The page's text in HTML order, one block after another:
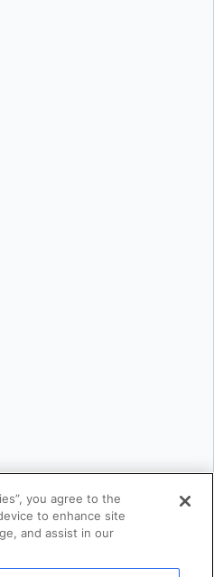
you agree to the
to enhance site
and assist in our